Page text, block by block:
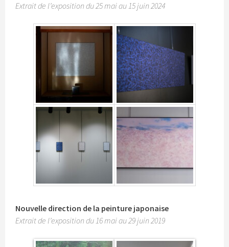
Extrait de l’exposition du 25 mai au 15 juin 2024
Nouvelle direction de la peinture japonaise
Extrait de l’exposition du 16 mai au 29 juin 2019